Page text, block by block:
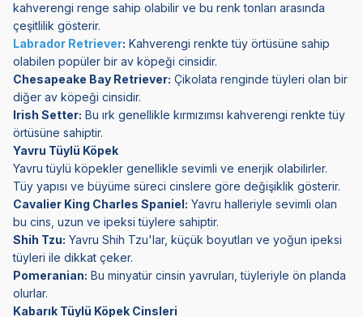
kahverengi renge sahip olabilir ve bu renk tonları arasında
çeşitlilik gösterir.
Labrador Retriever: Kahverengi renkte tüy örtüsüne sahip
olabilen popüler bir av köpeği cinsidir.
Chesapeake Bay Retriever: Çikolata renginde tüyleri olan bir
diğer av köpeği cinsidir.
Irish Setter: Bu ırk genellikle kırmızımsı kahverengi renkte tüy
örtüsüne sahiptir.
Yavru Tüylü Köpek
Yavru tüylü köpekler genellikle sevimli ve enerjik olabilirler.
Tüy yapısı ve büyüme süreci cinslere göre değişiklik gösterir.
Cavalier King Charles Spaniel: Yavru halleriyle sevimli olan
bu cins, uzun ve ipeksi tüylere sahiptir.
Shih Tzu: Yavru Shih Tzu'lar, küçük boyutları ve yoğun ipeksi
tüyleri ile dikkat çeker.
Pomeranian: Bu minyatür cinsin yavruları, tüyleriyle ön planda
olurlar.
Kabarık Tüylü Köpek Cinsleri